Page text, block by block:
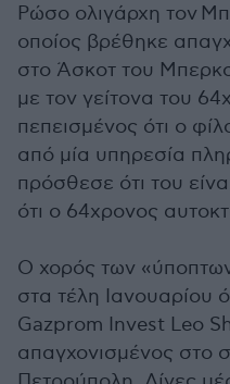
Ρώσο ολιγάρχη τον
οποίος βρέθηκε
στο Άσκοτ του
με τον γείτονα του
πεπεισμένος ότι ο
από μία υπηρεσία
πρόσθεσε ότι του
ότι ο 64χρονος
Ο χορός των
στα τέλη Ιανουαρίου
Gazprom Invest Leo
απαγχονισμένος στο